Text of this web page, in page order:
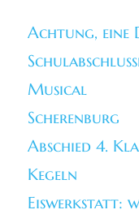
Achtung, eine
Musical
Scherenburg
Abschied 4.
Kegeln
Eiswerkstatt: